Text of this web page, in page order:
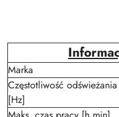
Marka
Częstotliwość odświeżania
[Hz]